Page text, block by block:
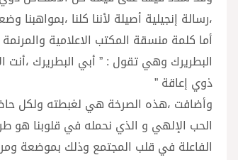
،رسالة إنجيلية أصيلة لأننا كلنا
أما كلمة منسقة المكتب الاعلامية
البطريرك وهي تقول : ” أبي البطريرك
ذوي إعاقة ”
وأضافت ،هذه الصرخة هي لغبطته ولكل
الحب الإلهي و الذي نحمله في قلوبنا هو
الفاعلة في قلب المجتمع وذلك بموضعة